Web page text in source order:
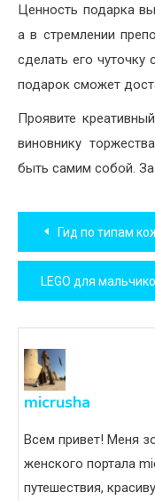
Ценность подарка
а в стремлении
сделать его
подарок сможет
Проявите
виновнику
быть самим собой.
по
записям
Гид по типам
micrusha
Всем привет! Меня
женского портала
путешествия,